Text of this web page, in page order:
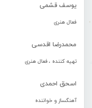
یوسف قشمی
فعال هنری
محمدرضا اقدسی
تهیه کننده ، فعال هنری
اسحق احمدی
آهنگساز و خواننده